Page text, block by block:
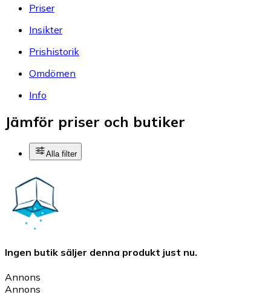
Priser
Insikter
Prishistorik
Omdömen
Info
Jämför priser och butiker
Alla filter
Ingen butik säljer denna produkt just nu.
Annons
Annons